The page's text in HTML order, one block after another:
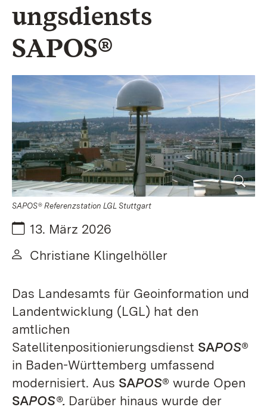
ungsdiensts
SAPOS®
SAPOS® Referenzstation LGL Stuttgart
Datum:
13. März 2026
Von:
Christiane Klingelhöller
Das Landesamts für Geoinformation und
Landentwicklung (LGL) hat den
amtlichen
Satellitenpositionierungsdienst SAPOS®
in Baden-Württemberg umfassend
modernisiert. Aus SAPOS® wurde Open
SAPOS®. Darüber hinaus wurde der